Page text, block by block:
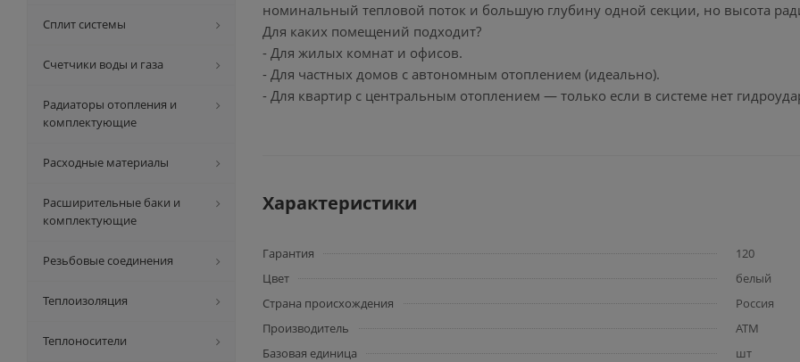
номинальный тепловой поток и большую глубину одной секции, но высота
Для каких помещений подходит?
- Для жилых комнат и офисов.
- Для частных домов с автономным отоплением (идеально).
- Для квартир с центральным отоплением — только если в системе нет
Характеристики
Гарантия
120
Цвет
белый
Страна происхождения
Россия
Производитель
ATM
Базовая единица
шт
Сплит системы
Счетчики воды и газа
Радиаторы отопления и
комплектующие
Расходные материалы
Расширительные баки и
комплектующие
Резьбовые соединения
Теплоизоляция
Теплоносители